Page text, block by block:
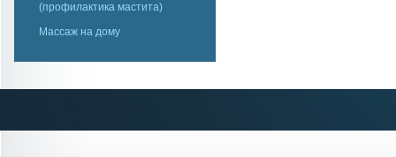
(профилактика мастита)
Массаж на дому